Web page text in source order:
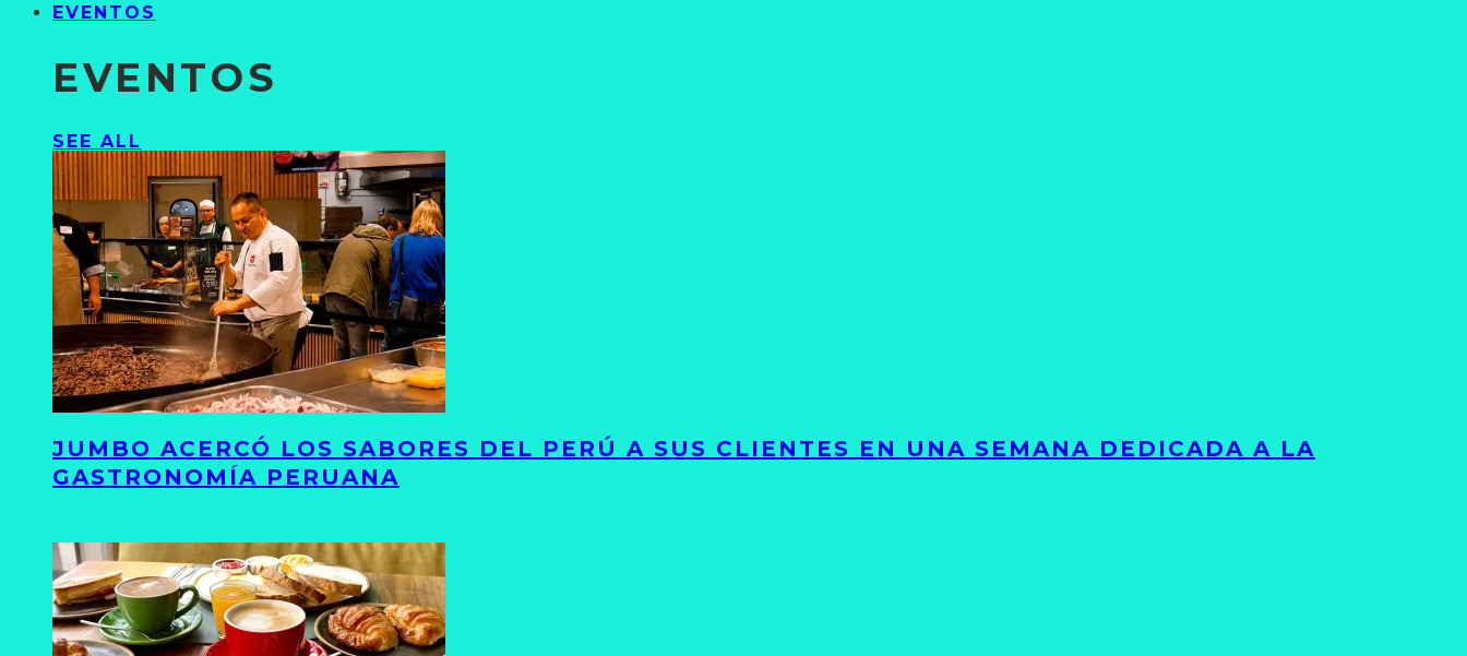
EVENTOS
EVENTOS
SEE ALL
JUMBO ACERCÓ LOS SABORES DEL PERÚ A SUS CLIENTES EN UNA SEMANA DEDICADA A LA
GASTRONOMÍA PERUANA